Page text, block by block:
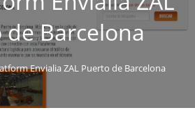
de Barcelona
Envialia ZAL Puerto de Barcelona